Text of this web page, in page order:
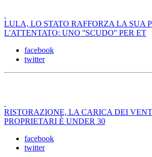
LULA, LO STATO RAFFORZA LA SUA
L'ATTENTATO: UNO ''SCUDO'' PER ET
facebook
twitter
RISTORAZIONE, LA CARICA DEI
PROPRIETARI È UNDER 30
facebook
twitter